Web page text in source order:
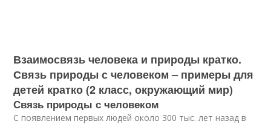
Взаимосвязь человека и природы кратко.
Связь природы с человеком – примеры для
детей кратко (2 класс, окружающий мир)
Связь природы с человеком
С появлением первых людей около 300 тыс. лет назад в